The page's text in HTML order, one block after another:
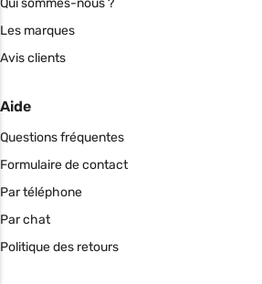
Les marques
Avis clients
Aide
Questions fréquentes
Formulaire de contact
Par téléphone
Par chat
Politique des retours